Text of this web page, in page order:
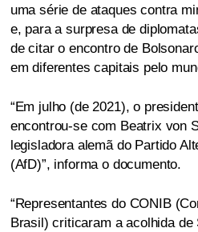
uma série de ataques contra
e, para a surpresa de
de citar o encontro de
em diferentes capitais pelo
“Em julho (de 2021), o
encontrou-se com Beatrix von
legisladora alemã do Partido
(AfD)”, informa o documento.
“Representantes do CONIB
Brasil) criticaram a acolhida